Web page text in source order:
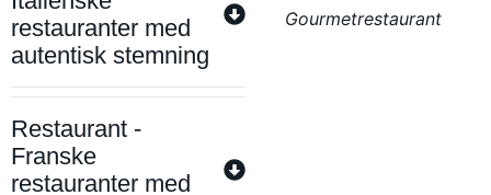
restauranter med
autentisk stemning
Restaurant -
Franske
restauranter med
Gourmetrestaurant